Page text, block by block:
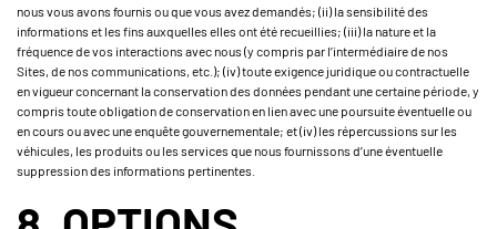
nous vous avons fournis ou que vous avez demandés; (ii) la sensibilité des
informations et les fins auxquelles elles ont été recueillies; (iii) la nature et la
fréquence de vos interactions avec nous (y compris par l’intermédiaire de nos
Sites, de nos communications, etc.); (iv) toute exigence juridique ou contractuelle
en vigueur concernant la conservation des données pendant une certaine période, y
compris toute obligation de conservation en lien avec une poursuite éventuelle ou
en cours ou avec une enquête gouvernementale; et (iv) les répercussions sur les
véhicules, les produits ou les services que nous fournissons d’une éventuelle
suppression des informations pertinentes.